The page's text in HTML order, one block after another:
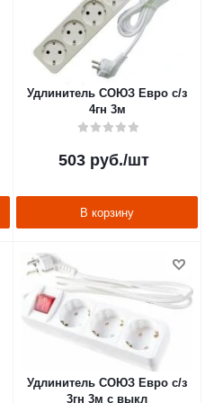
Удлинитель СОЮЗ Евро с/з
4гн 3м
503 руб./шт
В корзину
Удлинитель СОЮЗ Евро с/з
3гн 3м с выкл